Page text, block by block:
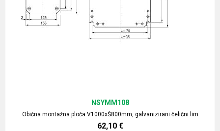
Obična montažna ploča V1000xŠ800mm, galvanizirani čelični lim
NSYMM108
62,10 €